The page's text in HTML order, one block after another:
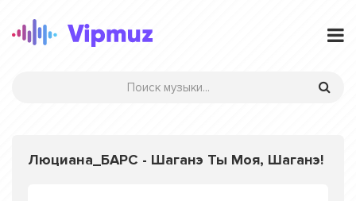
Люциана_БАРС - Шаганэ Ты Моя, Шаганэ!